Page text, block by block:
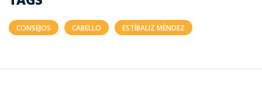
CONSEJOS CABELLO ESTÍBALIZ MÉNDEZ